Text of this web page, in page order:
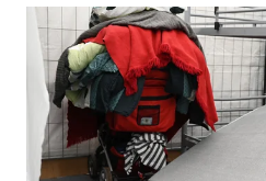
wahrheit
verlag
verlag
veranstaltungen